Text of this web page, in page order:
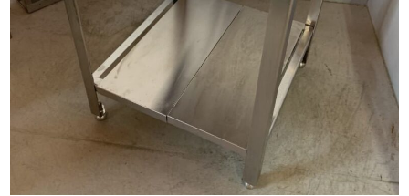
ブログ
お問い合わせ